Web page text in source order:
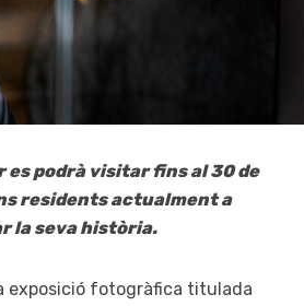
es podrà visitar fins al 30 de
residents actualment a
la seva història.
exposició fotogràfica titulada